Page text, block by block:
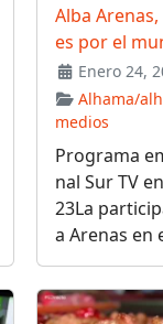
Alba
es por el
Enero 24,
Alhama/
medios
Programa
nal Sur TV
23La
a Arenas en